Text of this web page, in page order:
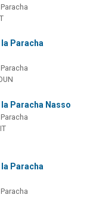
la Paracha
Paracha Nasso
Paracha